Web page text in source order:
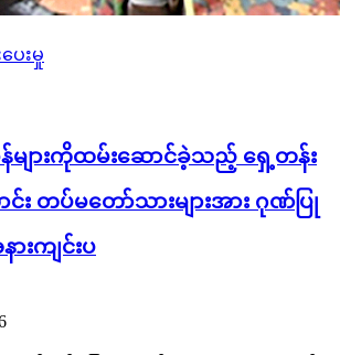
ေးမှု
များကိုထမ်းဆောင်ခဲ့သည့် ရှေ့တန်း
င်း တပ်မတော်သားများအား ဂုဏ်ပြု
းကျင်းပ